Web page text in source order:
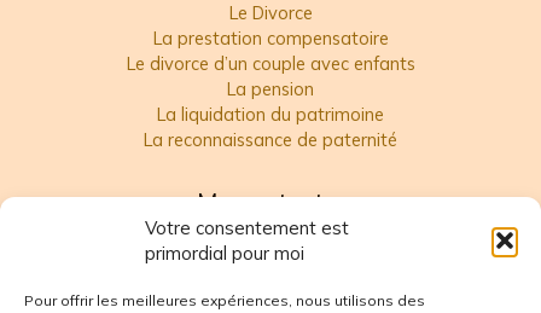
Votre consentement est
primordial pour moi
Pour offrir les meilleures expériences, nous utilisons des
Le Divorce
La prestation compensatoire
Le divorce d’un couple avec enfants
La pension
La liquidation du patrimoine
La reconnaissance de paternité
Me contacter
Catherine DE VALLOMBREUSE
22 rue Saintine, Résidence le Champ des Oiseaux, Bât. C